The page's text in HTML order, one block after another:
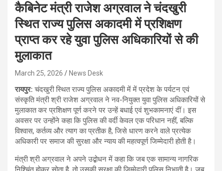
कैबिनेट मंत्री राजेश अग्रवाल ने चंदखुरी
स्थित राज्य पुलिस अकादमी में प्रशिक्षण
प्राप्त कर रहे युवा पुलिस अधिकारियों से की
मुलाकात
March 25, 2026 News Desk
रायपुर:चंदखुरी स्थित राज्य पुलिस अकादमी में में प्रदेश के पर्यटन एवं
संस्कृति मंत्री श्री राजेश अग्रवाल ने नव-नियुक्त युवा पुलिस अधिकारियों से
मुलाकात कर प्रशिक्षण पूर्ण करने पर उन्हें बधाई एवं शुभकामनाएं दीं। इस
अवसर पर उन्होंने कहा कि पुलिस की वर्दी केवल एक परिधान नहीं, बल्कि
विश्वास, कर्तव्य और त्याग का प्रतीक है, जिसे धारण करने वाले प्रत्येक
अधिकारी पर समाज की सुरक्षा और न्याय की महत्वपूर्ण जिम्मेदारी होती है।
मंत्री श्री अग्रवाल ने अपने उद्बोधन में कहा कि जब एक सामान्य नागरिक